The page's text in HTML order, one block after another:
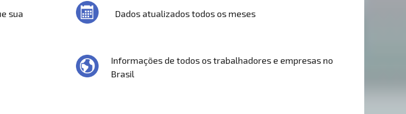
sua
Dados atualizados todos os meses
Informações de todos os trabalhadores e empresas no
Brasil